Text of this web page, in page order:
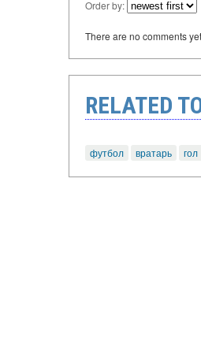
Order by:
There are no comments yet
RELATED
футбол вратарь гол